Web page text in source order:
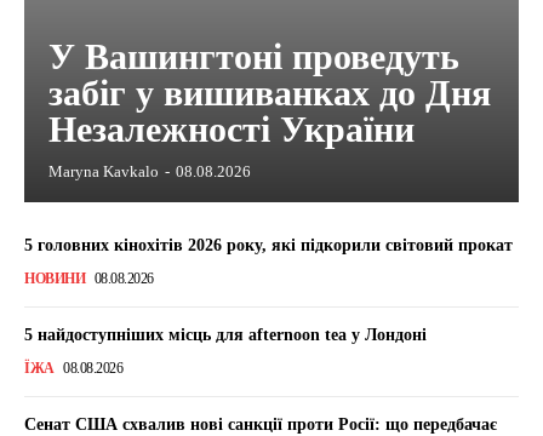
У Вашингтоні проведуть
забіг у вишиванках до Дня
Незалежності України
Maryna Kavkalo - 08.08.2026
5 головних кінохітів 2026 року, які підкорили світовий прокат
НОВИНИ 08.08.2026
5 найдоступніших місць для afternoon tea у Лондоні
ЇЖА 08.08.2026
Сенат США схвалив нові санкції проти Росії: що передбачає